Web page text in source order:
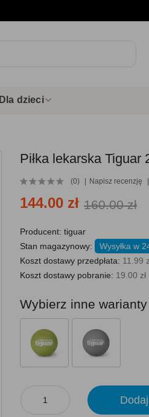
Dla dzieci
Piłka lekarska Tiguar
(0) Napisz recenzję
144.00 zł 160.00 zł
Producent: tiguar
Stan magazynowy:
Wysyłka w
Koszt dostawy przedpłata: 11.99
Koszt dostawy pobranie: 19.00 zł
Wybierz inne warianty